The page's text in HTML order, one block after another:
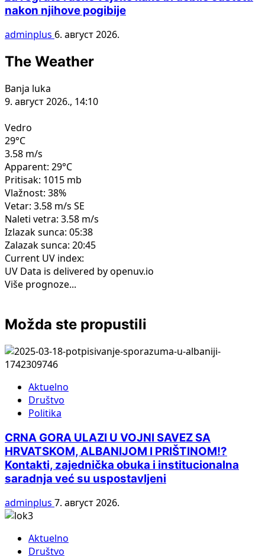
nakon njihove pogibije
adminplus 6. август 2026.
The Weather
Banja luka
9. август 2026., 14:10
Vedro
29°C
3.58 m/s
Apparent: 29°C
Pritisak: 1015 mb
Vlažnost: 38%
Vetar: 3.58 m/s SE
Naleti vetra: 3.58 m/s
Izlazak sunca: 05:38
Zalazak sunca: 20:45
Current UV index:
UV Data is delivered by openuv.io
Više prognoze...
Možda ste propustili
Aktuelno
Društvo
Politika
CRNA GORA ULAZI U VOJNI SAVEZ SA
HRVATSKOM, ALBANIJOM I PRIŠTINOM!?
Kontakti, zajednička obuka i institucionalna
saradnja već su uspostavljeni
adminplus 7. август 2026.
Aktuelno
Društvo